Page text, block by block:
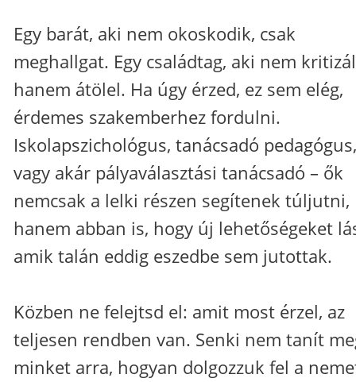
Egy barát, aki nem okoskodik, csak
meghallgat. Egy családtag, aki nem
hanem átölel. Ha úgy érzed, ez sem elég,
érdemes szakemberhez fordulni.
Iskolapszichológus, tanácsadó pedagógus,
vagy akár pályaválasztási tanácsadó – ők
nemcsak a lelki részen segítenek túljutni,
hanem abban is, hogy új lehetőségeket
amik talán eddig eszedbe sem jutottak.
Közben ne felejtsd el: amit most érzel, az
teljesen rendben van. Senki nem tanít
minket arra, hogyan dolgozzuk fel a